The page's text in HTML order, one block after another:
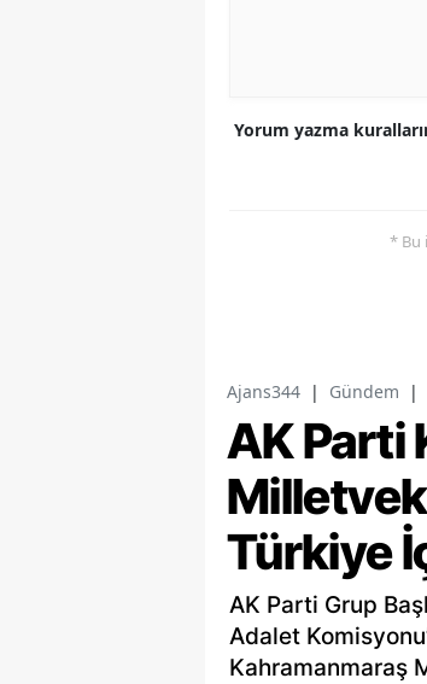
Yorum yazma
* Bu
Ajans344 | Gündem |
AK Parti
Türkiye
AK Parti Grup
Adalet
Kahramanmaraş